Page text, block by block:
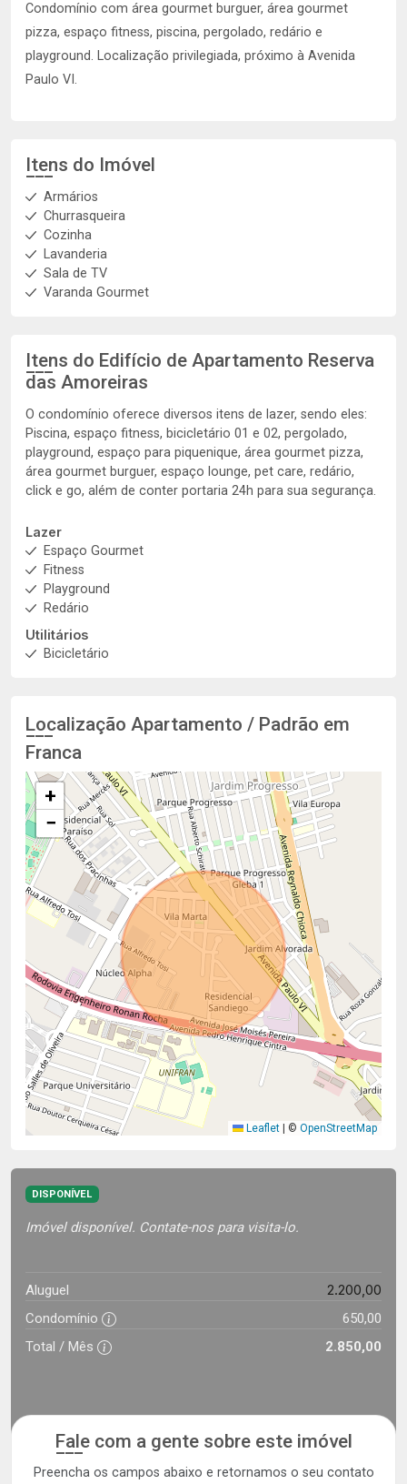
Condomínio com área gourmet burguer, área gourmet
pizza, espaço fitness, piscina, pergolado, redário e
playground. Localização privilegiada, próximo à Avenida
Paulo VI.
Itens do Imóvel
Armários
Churrasqueira
Cozinha
Lavanderia
Sala de TV
Varanda Gourmet
Itens do Edifício de Apartamento Reserva
das Amoreiras
O condomínio oferece diversos itens de lazer, sendo eles:
Piscina, espaço fitness, bicicletário 01 e 02, pergolado,
playground, espaço para piquenique, área gourmet pizza,
área gourmet burguer, espaço lounge, pet care, redário,
click e go, além de conter portaria 24h para sua segurança.
Lazer
Espaço Gourmet
Fitness
Playground
Redário
Utilitários
Bicicletário
Localização Apartamento / Padrão em
Franca
+
−
Leaflet © OpenStreetMap
DISPONÍVEL
Imóvel disponível. Contate-nos para visita-lo.
Aluguel 2.200,00
Condomínio
650,00
Total / Mês
2.850,00
Fale com a gente sobre este imóvel
Preencha os campos abaixo e retornamos o seu contato